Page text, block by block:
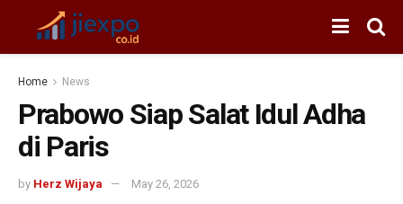
Home News
Prabowo Siap Salat Idul Adha
di Paris
by Herz Wijaya May 26, 2026